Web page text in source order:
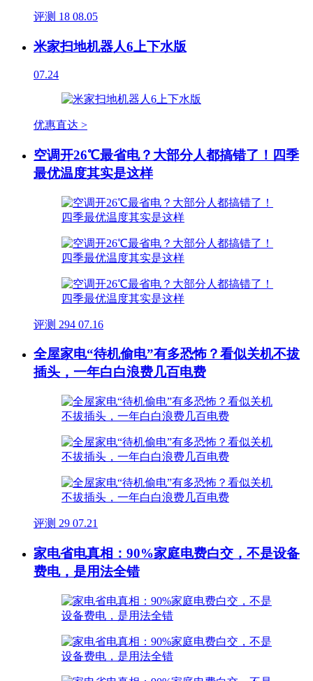
评测 18 08.05
米家扫地机器人6上下水版
07.24
优惠直达 >
空调开26℃最省电？大部分人都搞错了！四季
最优温度其实是这样
评测 294 07.16
全屋家电“待机偷电”有多恐怖？看似关机不拔
插头，一年白白浪费几百电费
评测 29 07.21
家电省电真相：90%家庭电费白交，不是设备
费电，是用法全错